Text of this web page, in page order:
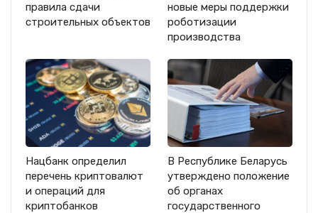
правила сдачи
строительных объектов
новые меры поддержки
роботизации
производства
Нацбанк определил
перечень криптовалют
и операций для
криптобанков
В Республике Беларусь
утверждено положение
об органах
государственного